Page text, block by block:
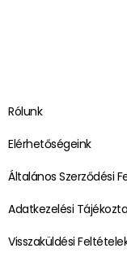
Rólunk
Elérhetőségeink
Általános Szerződési
Adatkezelési
Visszaküldési